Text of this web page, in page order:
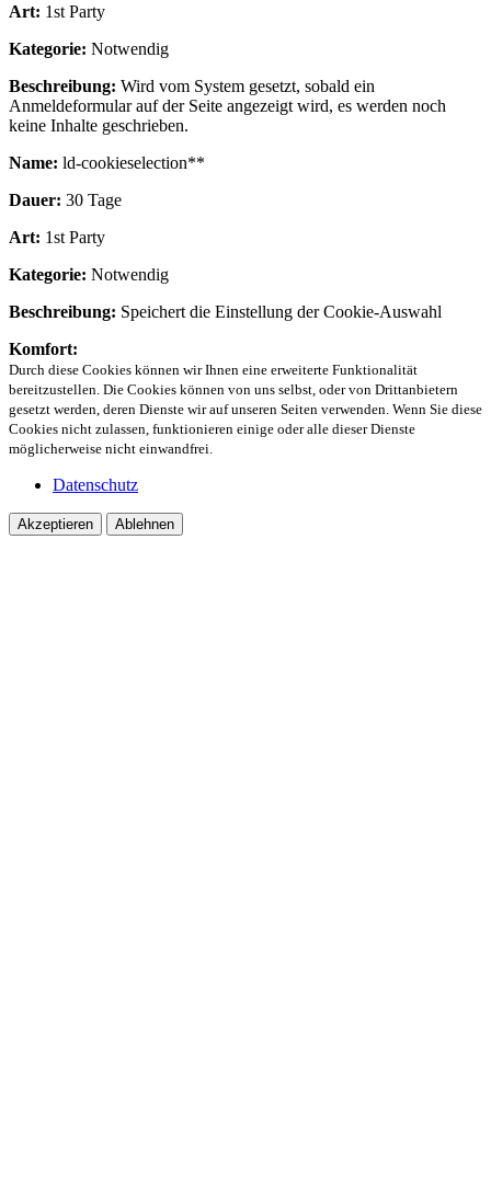
Art: 1st Party
Kategorie: Notwendig
Beschreibung: Wird vom System gesetzt, sobald ein
Anmeldeformular auf der Seite angezeigt wird, es werden noch
keine Inhalte geschrieben.
Name: ld-cookieselection**
Dauer: 30 Tage
Art: 1st Party
Kategorie: Notwendig
Beschreibung: Speichert die Einstellung der Cookie-Auswahl
Komfort:
Durch diese Cookies können wir Ihnen eine erweiterte Funktionalität
bereitzustellen. Die Cookies können von uns selbst, oder von Drittanbietern
gesetzt werden, deren Dienste wir auf unseren Seiten verwenden. Wenn Sie diese
Cookies nicht zulassen, funktionieren einige oder alle dieser Dienste
möglicherweise nicht einwandfrei.
Datenschutz
Akzeptieren Ablehnen